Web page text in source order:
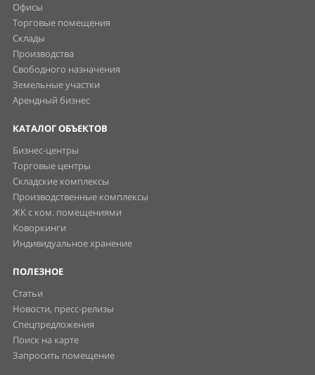
Офисы
Торговые помещения
Склады
Производства
Свободного назначения
Земельные участки
Арендный бизнес
КАТАЛОГ ОБЪЕКТОВ
Бизнес-центры
Торговые центры
Складские комплексы
Производственные комплексы
ЖК с ком. помещениями
Коворкинги
Индивидуальное хранение
ПОЛЕЗНОЕ
Статьи
Новости, пресс-релизы
Спецпредложения
Поиск на карте
Запросить помещение